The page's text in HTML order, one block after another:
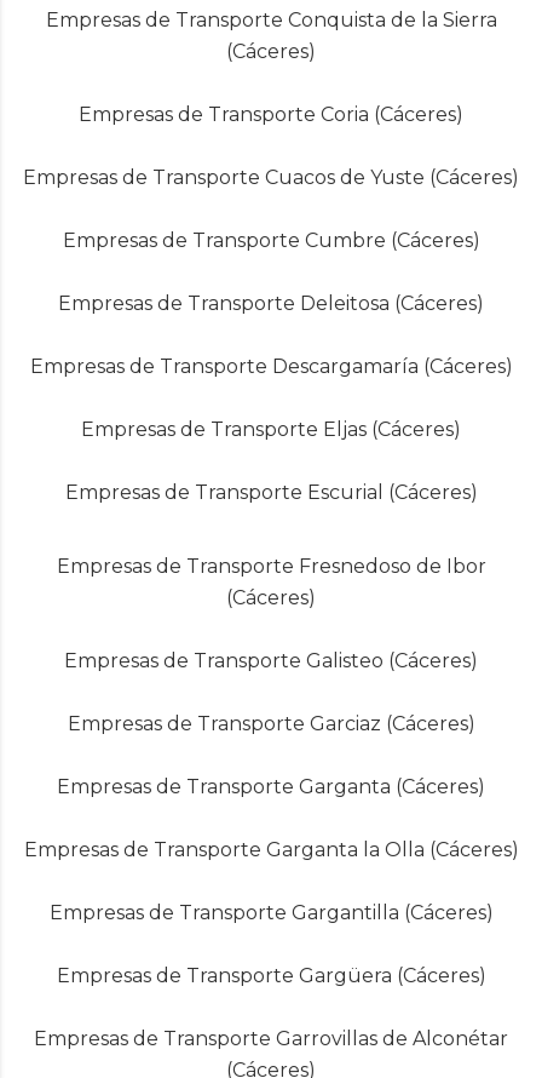
Empresas de Transporte Conquista de la Sierra
(Cáceres)
Empresas de Transporte Coria (Cáceres)
Empresas de Transporte Cuacos de Yuste (Cáceres)
Empresas de Transporte Cumbre (Cáceres)
Empresas de Transporte Deleitosa (Cáceres)
Empresas de Transporte Descargamaría (Cáceres)
Empresas de Transporte Eljas (Cáceres)
Empresas de Transporte Escurial (Cáceres)
Empresas de Transporte Fresnedoso de Ibor
(Cáceres)
Empresas de Transporte Galisteo (Cáceres)
Empresas de Transporte Garciaz (Cáceres)
Empresas de Transporte Garganta (Cáceres)
Empresas de Transporte Garganta la Olla (Cáceres)
Empresas de Transporte Gargantilla (Cáceres)
Empresas de Transporte Gargüera (Cáceres)
Empresas de Transporte Garrovillas de Alconétar
(Cáceres)